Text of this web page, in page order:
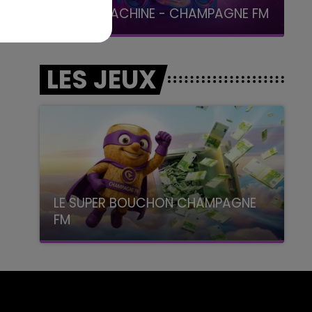
LA POP MACHINE - CHAMPAGNE FM
LES JEUX
LE SUPER BOUCHON CHAMPAGNE
FM
avec La Famille Champagne FM, à 8H10